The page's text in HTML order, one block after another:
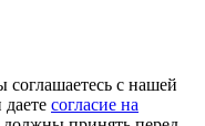
с нашей
даете согласие на